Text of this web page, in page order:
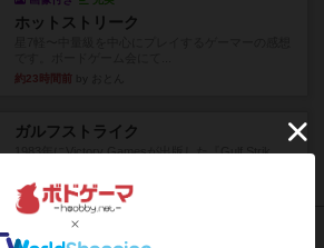
ホットストリーク
約23時間前
ガルフストライク
1983年にVictory Gamesが出版した『Gulf Strik...